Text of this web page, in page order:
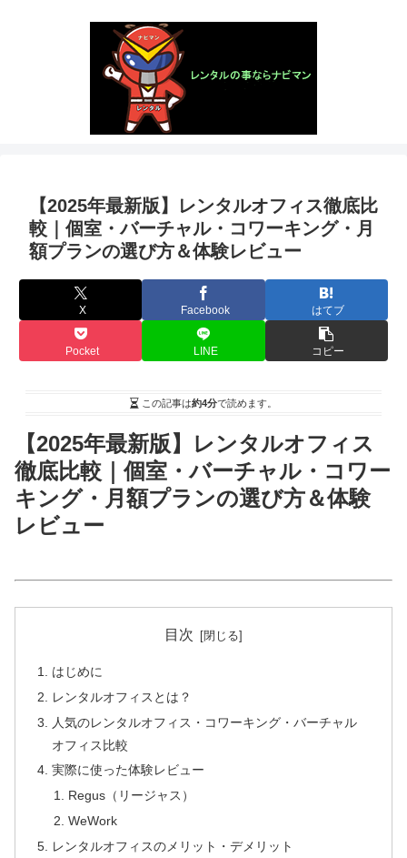
【2025年最新版】レンタルオフィス徹底比
較｜個室・バーチャル・コワーキング・月
額プランの選び方＆体験レビュー
X Facebook はてブ
Pocket LINE コピー
この記事は約4分で読めます。
【2025年最新版】レンタルオフィス
徹底比較｜個室・バーチャル・コワー
キング・月額プランの選び方＆体験
レビュー
目次
はじめに
レンタルオフィスとは？
人気のレンタルオフィス・コワーキング・バーチャル
オフィス比較
実際に使った体験レビュー
Regus（リージャス）
WeWork
レンタルオフィスのメリット・デメリット